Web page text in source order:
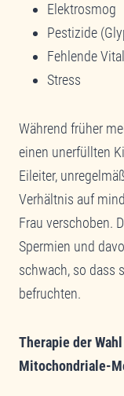
Elektrosmog
Pestizide
Fehlende
Stress
Während früher
einen unerfüllten
Eileiter,
Verhältnis auf
Frau verschoben.
Spermien und
schwach, so dass
befruchten.
Therapie der
Mitochondriale-